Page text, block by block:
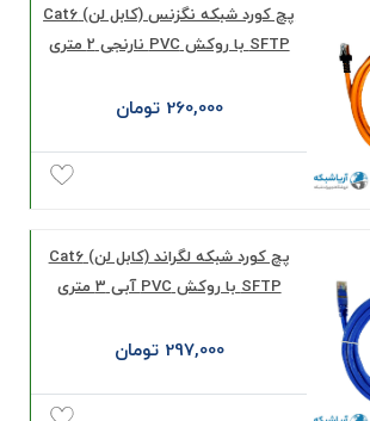
پچ کورد شبکه نگزنس (کابل لن) Cat6
SFTP با روکش PVC نارنجی 2 متری
260,000 تومان
پچ کورد شبکه لگراند (کابل لن) Cat6
SFTP با روکش PVC آبی 3 متری
297,000 تومان